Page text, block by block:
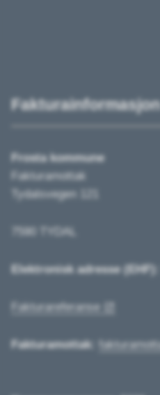
Fakturainformasjon
Frosta kommune
Fakturamottak
Tydalsvegen 121
7590 TYDAL
Elektronisk adresse (EHF):
Fakturareferanse
Fakturamottak: